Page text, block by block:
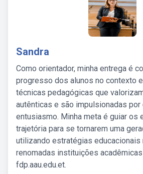
Sandra
Como orientador, minha entrega é
progresso dos alunos no contexto
técnicas pedagógicas que
autênticas e são impulsionadas por
entusiasmo. Minha meta é guiar os
trajetória para se tornarem uma
utilizando estratégias educacionais
renomadas instituições
fdp.aau.edu.et.